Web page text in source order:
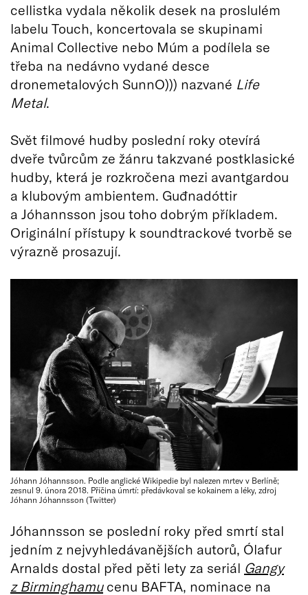
cellistka vydala několik desek na proslulém
labelu Touch, koncertovala se skupinami
Animal Collective nebo Múm a podílela se
třeba na nedávno vydané desce
dronemetalových SunnO))) nazvané Life
Metal.
Svět filmové hudby poslední roky otevírá
dveře tvůrcům ze žánru takzvané postklasické
hudby, která je rozkročena mezi avantgardou
a klubovým ambientem. Guđnadóttir
a Jóhannsson jsou toho dobrým příkladem.
Originální přístupy k soundtrackové tvorbě se
výrazně prosazují.
Jóhann Jóhannsson. Podle anglické Wikipedie byl nalezen mrtev v Berlíně;
zesnul 9. února 2018. Příčina úmrtí: předávkoval se kokainem a léky, zdroj
Jóhann Jóhannsson (Twitter)
Jóhannsson se poslední roky před smrtí stal
jedním z nejvyhledávanějších autorů, Ólafur
Arnalds dostal před pěti lety za seriál Gangy
z Birminghamucenu BAFTA, nominace na